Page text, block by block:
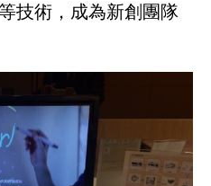
技術，成為新創團隊